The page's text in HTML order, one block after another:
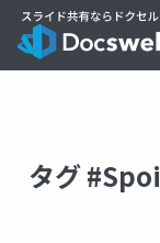
タグ